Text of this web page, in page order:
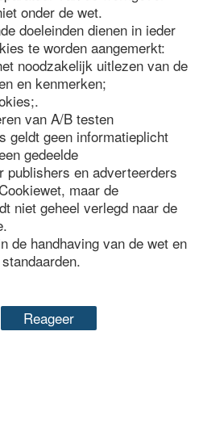
onder de wet.
doeleinden dienen in ieder
te worden aangemerkt:
noodzakelijk uitlezen van de
en kenmerken;
van A/B testen
geldt geen informatieplicht
gedeelde
publishers en adverteerders
maar de
niet geheel verlegd naar de
de handhaving van de wet en
Reageer